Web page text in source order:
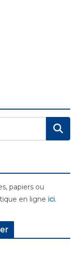
papiers ou
en ligne ici.